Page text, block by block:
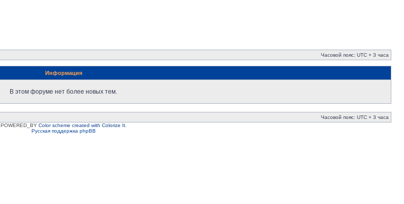
Часовой пояс: UTC + 3 часа
Информация
В этом форуме нет более новых тем.
Часовой пояс: UTC + 3 часа
POWERED_BY Color scheme created with Colorize It.
Русская поддержка phpBB